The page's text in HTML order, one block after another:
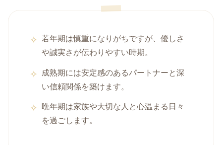
若年期は慎重になりがちですが、優しさ
や誠実さが伝わりやすい時期。
成熟期には安定感のあるパートナーと深
い信頼関係を築けます。
晩年期は家族や大切な人と心温まる日々
を過ごします。